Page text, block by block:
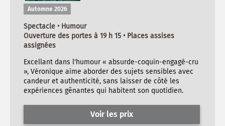
Automne 2026
Spectacle • Humour
Ouverture des portes à 19 h 15 • Places assises
assignées
Excellant dans l'humour « absurde-coquin-engagé-cru
», Véronique aime aborder des sujets sensibles avec
candeur et authenticité, sans laisser de côté les
expériences gênantes qui habitent son quotidien.
Voir les prix